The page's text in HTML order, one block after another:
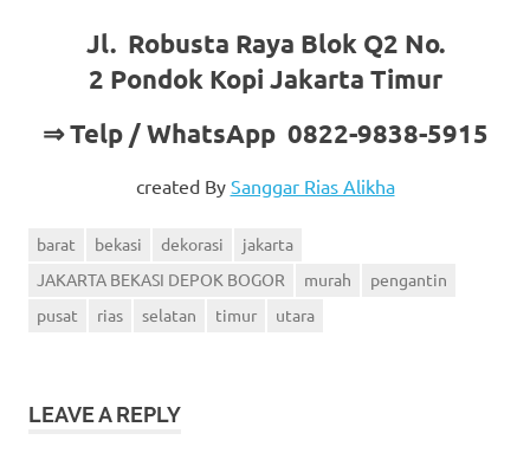
Jl. Robusta Raya Blok Q2 No.
2 Pondok Kopi Jakarta Timur
⇒ Telp / WhatsApp 0822-9838-5915
created By Sanggar Rias Alikha
barat bekasi dekorasi
jakarta
JAKARTA BEKASI DEPOK BOGOR
murah
pengantin
pusat
rias selatan timur utara
LEAVE A REPLY